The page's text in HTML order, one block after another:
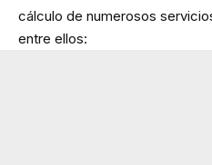
cálculo de numerosos
entre ellos: